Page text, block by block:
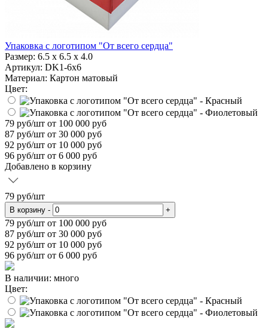
Упаковка с логотипом "От всего сердца"
Размер: 6.5 х 6.5 х 4.0
Артикул: DK1-6x6
Материал: Картон матовый
Цвет:
79 руб/шт от 100 000 руб
87 руб/шт от 30 000 руб
92 руб/шт от 10 000 руб
96 руб/шт от 6 000 руб
Добавлено в корзину
79 руб/шт
В корзину - +
79 руб/шт от 100 000 руб
87 руб/шт от 30 000 руб
92 руб/шт от 10 000 руб
96 руб/шт от 6 000 руб
В наличии: много
Цвет: